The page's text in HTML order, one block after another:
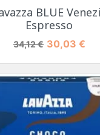
Aperçu rapide
BLUE
Espresso
Prix de base
34,12 € Prix
30,03 €